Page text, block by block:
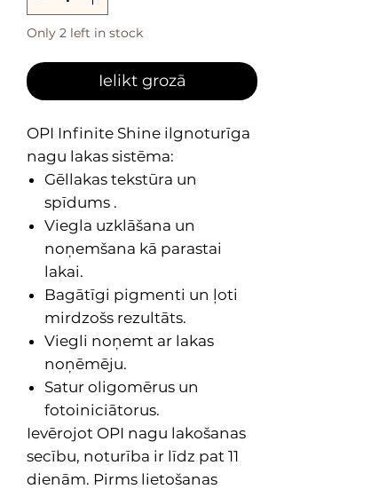
Only 2 left in stock
Ielikt grozā
OPI Infinite Shine ilgnoturīga
nagu lakas sistēma:
Gēllakas tekstūra un
spīdums .
Viegla uzklāšana un
noņemšana kā parastai
lakai.
Bagātīgi pigmenti un ļoti
mirdzošs rezultāts.
Viegli noņemt ar lakas
noņēmēju.
Satur oligomērus un
fotoiniciātorus.
Ievērojot OPI nagu lakošanas
secību, noturība ir līdz pat 11
dienām. Pirms lietošanas